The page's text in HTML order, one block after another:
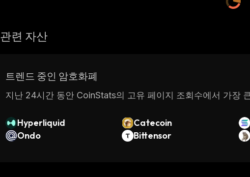
관련 자산
트렌드 중인 암호화폐
지난 24시간 동안 CoinStats의 고유 페이지 조회수에서 가장
Hyperliquid Catecoin
Ondo
Bittensor